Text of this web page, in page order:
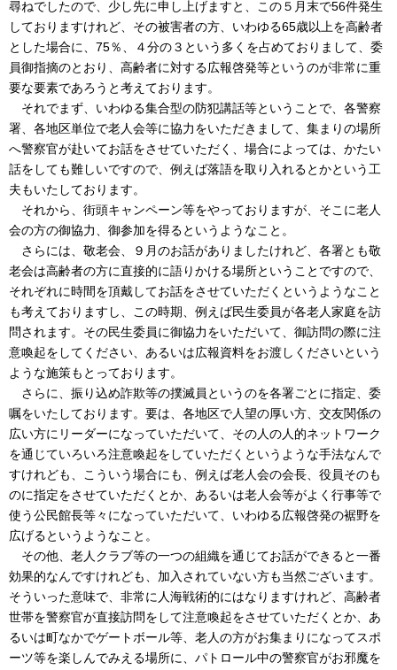
尋ねでしたので、少し先に申し上げますと、この５月末で56件発生
しておりますけれど、その被害者の方、いわゆる65歳以上を高齢者
とした場合に、75％、４分の３という多くを占めておりまして、委
員御指摘のとおり、高齢者に対する広報啓発等というのが非常に重
要な要素であろうと考えております。
それでまず、いわゆる集合型の防犯講話等ということで、各警察
署、各地区単位で老人会等に協力をいただきまして、集まりの場所
へ警察官が赴いてお話をさせていただく、場合によっては、かたい
話をしても難しいですので、例えば落語を取り入れるとかという工
夫もいたしております。
それから、街頭キャンペーン等をやっておりますが、そこに老人
会の方の御協力、御参加を得るというようなこと。
さらには、敬老会、９月のお話がありましたけれど、各署とも敬
老会は高齢者の方に直接的に語りかける場所ということですので、
それぞれに時間を頂戴してお話をさせていただくというようなこと
も考えておりますし、この時期、例えば民生委員が各老人家庭を訪
問されます。その民生委員に御協力をいただいて、御訪問の際に注
意喚起をしてください、あるいは広報資料をお渡しくださいという
ような施策もとっております。
さらに、振り込め詐欺等の撲滅員というのを各署ごとに指定、委
嘱をいたしております。要は、各地区で人望の厚い方、交友関係の
広い方にリーダーになっていただいて、その人の人的ネットワーク
を通じていろいろ注意喚起をしていただくというような手法なんで
すけれども、こういう場合にも、例えば老人会の会長、役員そのも
のに指定をさせていただくとか、あるいは老人会等がよく行事等で
使う公民館長等々になっていただいて、いわゆる広報啓発の裾野を
広げるというようなこと。
その他、老人クラブ等の一つの組織を通じてお話ができると一番
効果的なんですけれども、加入されていない方も当然ございます。
そういった意味で、非常に人海戦術的にはなりますけれど、高齢者
世帯を警察官が直接訪問をして注意喚起をさせていただくとか、あ
るいは町なかでゲートボール等、老人の方がお集まりになってスポ
ーツ等を楽しんでみえる場所に、パトロール中の警察官がお邪魔を